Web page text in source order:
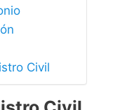
Civil